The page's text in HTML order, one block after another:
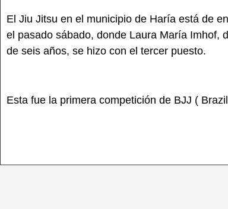
El Jiu Jitsu en el municipio de Haría está de
el pasado sábado, donde Laura María Imhof,
de seis años, se hizo con el tercer puesto.
Esta fue la primera competición de BJJ (